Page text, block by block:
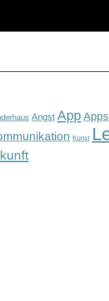
Angst App Apps
Kunst